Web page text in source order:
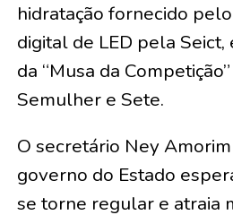
hidratação fornecido
digital de LED pela
da “Musa da
Semulher e Sete.
O secretário Ney
governo do Estado
se torne regular e atraia